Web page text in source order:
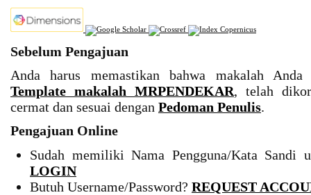
Sebelum Pengajuan
Anda harus memastikan bahwa makalah Anda
Template makalah MRPENDEKAR, telah
cermat dan sesuai dengan Pedoman Penulis.
Pengajuan Online
Sudah memiliki Nama Pengguna/Kata Sandi
LOGIN
Butuh Username/Password? REQUEST